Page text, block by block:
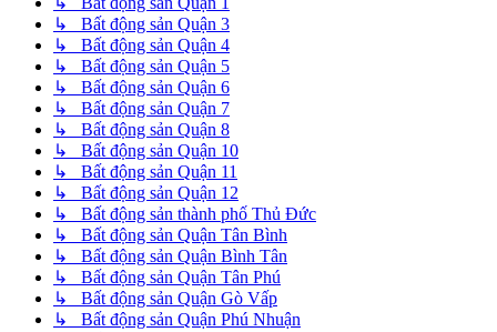
↳ Bất động sản Quận 3
↳ Bất động sản Quận 4
↳ Bất động sản Quận 5
↳ Bất động sản Quận 6
↳ Bất động sản Quận 7
↳ Bất động sản Quận 8
↳ Bất động sản Quận 10
↳ Bất động sản Quận 11
↳ Bất động sản Quận 12
↳ Bất động sản thành phố Thủ Đức
↳ Bất động sản Quận Tân Bình
↳ Bất động sản Quận Bình Tân
↳ Bất động sản Quận Tân Phú
↳ Bất động sản Quận Gò Vấp
↳ Bất động sản Quận Phú Nhuận